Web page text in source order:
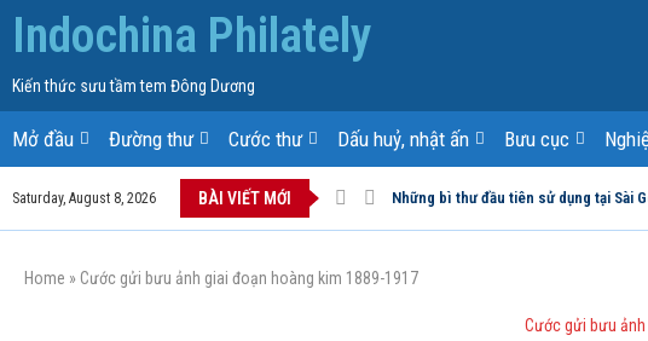
Indochina Philately
Kiến thức sưu tầm tem Đông Dương
Mở đầu Đường thư Cước thư Dấu huỷ, nhật ấn Bưu cục
Saturday, August 8, 2026 BÀI VIẾT MỚI Những bì thư đầu tiên sử dụng tại Sài
Home » Cước gửi bưu ảnh giai đoạn hoàng kim 1889-1917
Cước gửi bưu ảnh